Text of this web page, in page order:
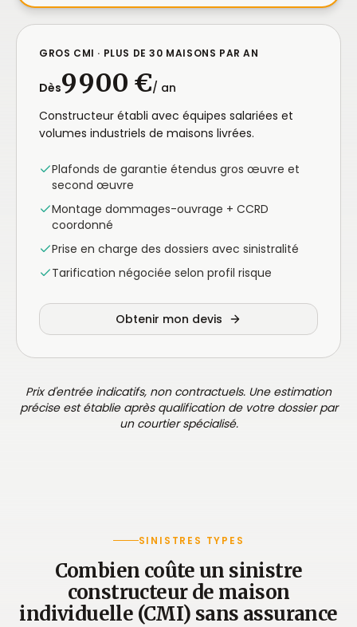
GROS CMI · PLUS DE 30 MAISONS PAR AN
Dès9 900 €/ an
Constructeur établi avec équipes salariées et
volumes industriels de maisons livrées.
Plafonds de garantie étendus gros œuvre et
second œuvre
Montage dommages-ouvrage + CCRD
coordonné
Prise en charge des dossiers avec sinistralité
Tarification négociée selon profil risque
Obtenir mon devis
Prix d'entrée indicatifs, non contractuels. Une estimation
précise est établie après qualification de votre dossier par
un courtier spécialisé.
SINISTRES TYPES
Combien coûte un sinistre
constructeur de maison
individuelle (CMI) sans assurance